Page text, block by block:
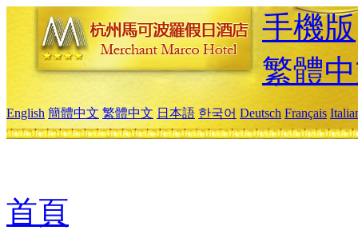
手機版
繁體
English 簡體中文 繁體中文 日本語 한국어 Deutsch Français
首頁